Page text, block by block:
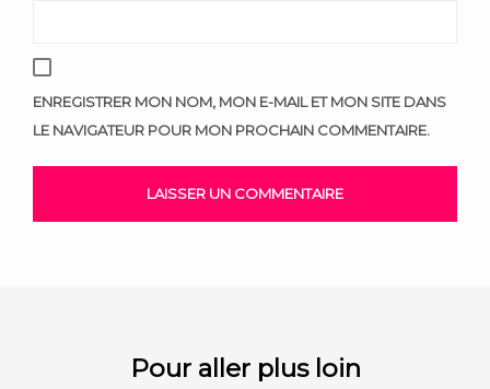
ENREGISTRER MON NOM, MON E-MAIL ET MON SITE DANS
LE NAVIGATEUR POUR MON PROCHAIN COMMENTAIRE.
Pour aller plus loin